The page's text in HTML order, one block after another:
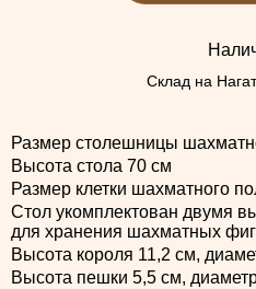
Склад на
Размер столешницы
Высота стола 70 см
Размер клетки шахматного
Стол укомплектован двумя
для хранения шахматных
Высота короля 11,2 см,
Высота пешки 5,5 см,